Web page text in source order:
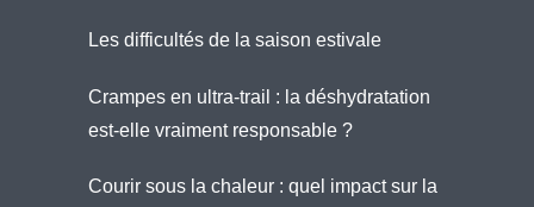
Les difficultés de la saison estivale
Crampes en ultra-trail : la déshydratation
est-elle vraiment responsable ?
Courir sous la chaleur : quel impact sur la